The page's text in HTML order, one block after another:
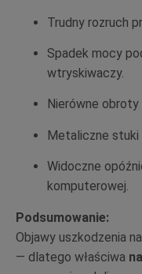
Trudny rozruch
Spadek mocy
wtryskiwaczy.
Nierówne obroty
Metaliczne stuki
Widoczne
komputerowej.
Podsumowanie:
Objawy uszkodzenia
— dlatego właściwa